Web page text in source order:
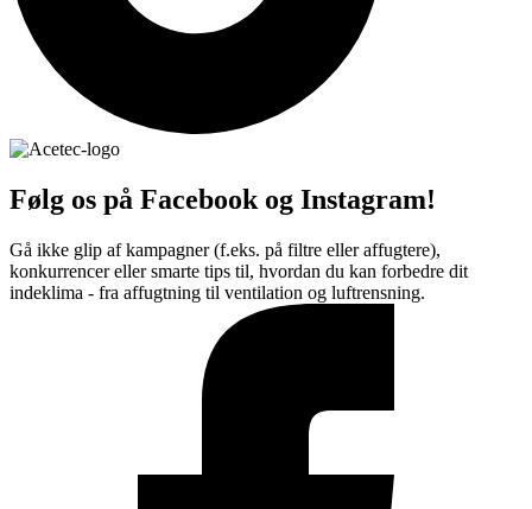
Følg os på Facebook og Instagram!
Gå ikke glip af kampagner (f.eks. på filtre eller affugtere),
konkurrencer eller smarte tips til, hvordan du kan forbedre dit
indeklima - fra affugtning til ventilation og luftrensning.